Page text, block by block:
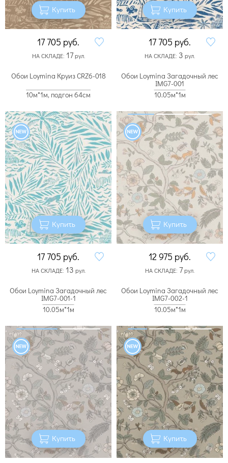
Купить
17 705 руб.
НА СКЛАДЕ: 17рул.
Купить
17 705 руб.
НА СКЛАДЕ: 3 рул.
Обои Loymina Круиз CRZ6-018
10м*1м, подгон 64см
Купить
17 705 руб.
НА СКЛАДЕ: 13 рул.
Обои Loymina Загадочный лес
IMG7-001
10.05м*1м
Купить
12 975 руб.
НА СКЛАДЕ: 7рул.
Обои Loymina Загадочный лес
IMG7-001-1
10.05м*1м
Купить
Обои Loymina Загадочный лес
IMG7-002-1
10.05м*1м
Купить